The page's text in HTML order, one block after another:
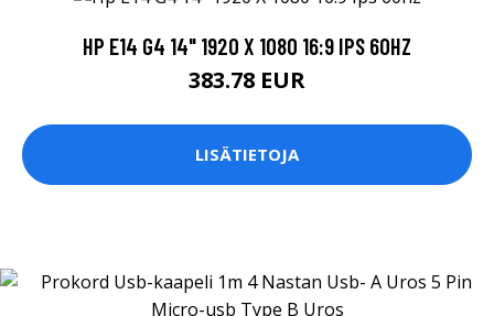
HP E14 G4 14" 1920 X 1080 16:9 IPS 60HZ
383.78 EUR
LISÄTIETOJA